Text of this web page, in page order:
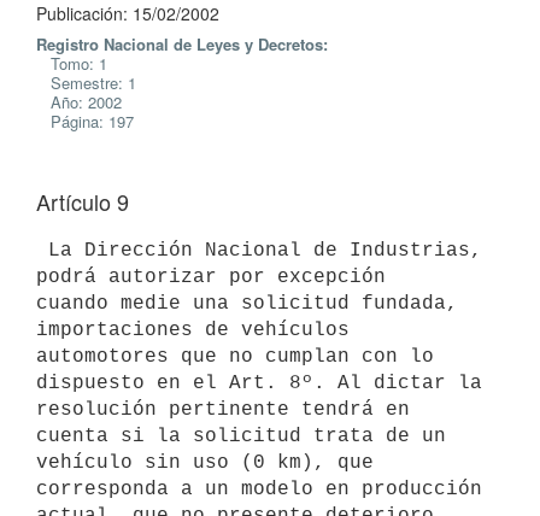
Publicación: 15/02/2002
Registro Nacional de Leyes y Decretos:
Tomo: 1
Semestre: 1
Año: 2002
Página: 197
Artículo 9
podrá autorizar por excepción
cuando medie una solicitud fundada,
importaciones de vehículos
automotores que no cumplan con lo
dispuesto en el Art. 8º. Al dictar la
resolución pertinente tendrá en
cuenta si la solicitud trata de un
vehículo sin uso (0 km), que
corresponda a un modelo en producción